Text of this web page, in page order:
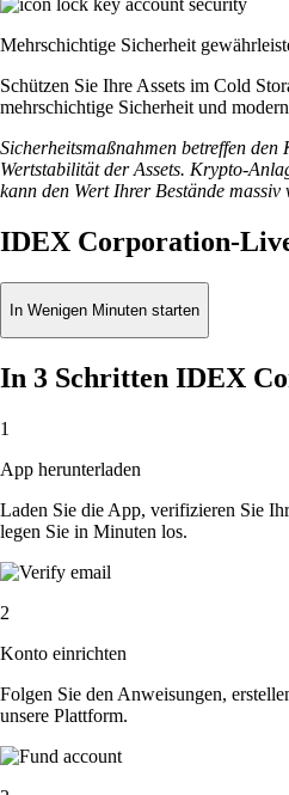
Mehrschichtige Sicherheit
Schützen Sie Ihre Assets im Cold
mehrschichtige Sicherheit und
Sicherheitsmaßnahmen betreffen
Wertstabilität der Assets. Krypto-
kann den Wert Ihrer Bestände massiv
IDEX Corporation-
In Wenigen Minuten starten
In 3 Schritten IDEX
1
App herunterladen
Laden Sie die App, verifizieren Sie
legen Sie in Minuten los.
2
Konto einrichten
Folgen Sie den Anweisungen,
unsere Plattform.